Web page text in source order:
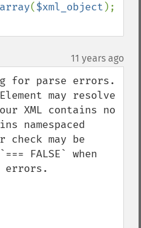
($xml_object
11 years ago
for parse errors.
may resolve
XML contains no
namespaced
check may be
FALSE` when
errors.